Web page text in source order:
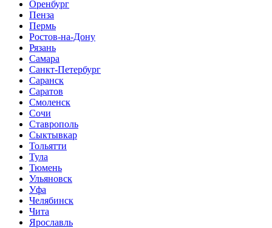
Оренбург
Пенза
Пермь
Ростов-на-Дону
Рязань
Самара
Санкт-Петербург
Саранск
Саратов
Смоленск
Сочи
Ставрополь
Сыктывкар
Тольятти
Тула
Тюмень
Ульяновск
Уфа
Челябинск
Чита
Ярославль